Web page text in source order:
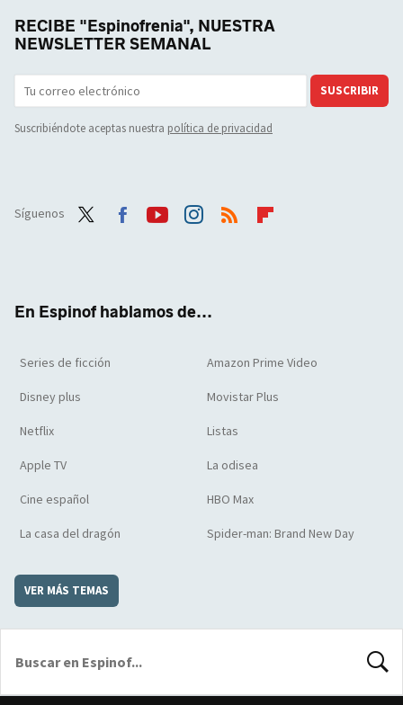
RECIBE "Espinofrenia", NUESTRA
NEWSLETTER SEMANAL
SUSCRIBIR
Suscribiéndote aceptas nuestra política de privacidad
Síguenos
En Espinof hablamos de...
Series de ficción Amazon Prime Video
Disney plus Movistar Plus
Netflix Listas
Apple TV La odisea
Cine español HBO Max
La casa del dragón Spider-man: Brand New Day
VER MÁS TEMAS